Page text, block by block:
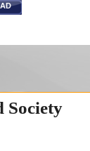
Society